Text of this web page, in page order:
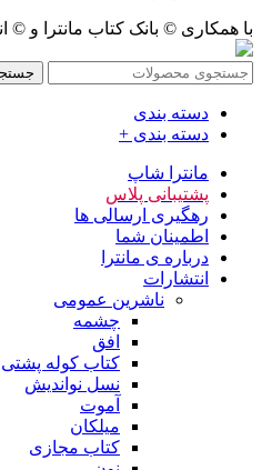
با همکاری © بانک کتاب مانترا و
دسته بندی
دسته بندی +
مانترا شاپ
پشتیبانی پلاس
رهگیری ارسالی ها
اطمینان شما
درباره ی مانترا
انتشارات
ناشرین عمومی
چشمه
افق
کتاب کوله پشتی
نسل نواندیش
آموت
میلکان
کتاب مجازی